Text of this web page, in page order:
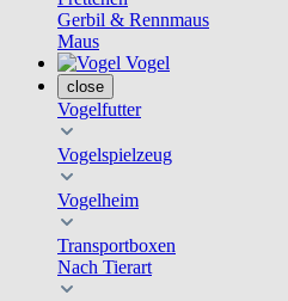
Gerbil & Rennmaus
Maus
Vogel
close
Vogelfutter
Vogelspielzeug
Vogelheim
Transportboxen
Nach Tierart